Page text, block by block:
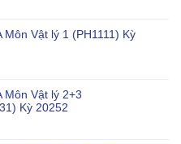
Môn Vật lý 1 (PH1111) Kỳ
Môn Vật lý 2+3
Kỳ 20252